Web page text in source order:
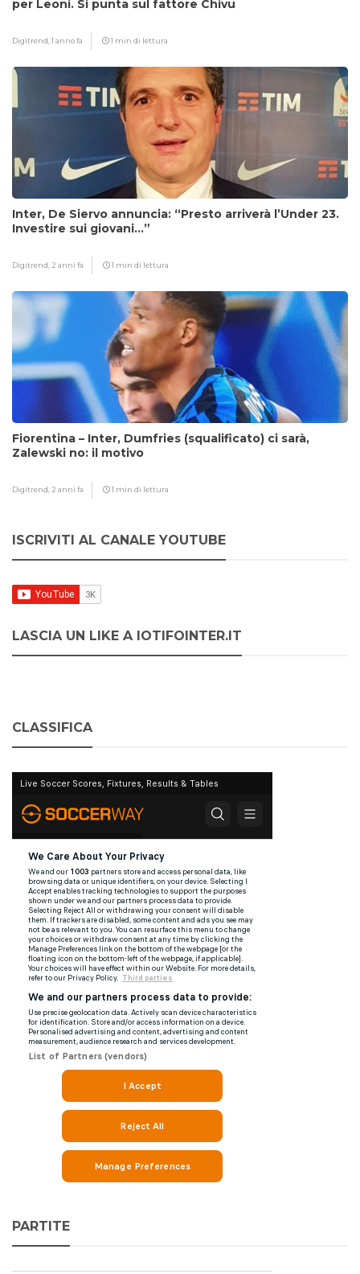
per Leoni. Si punta sul fattore Chivu
Digitrend,1 anno fa 1 min di lettura
Inter, De Siervo annuncia: “Presto arriverà l’Under 23.
Investire sui giovani…”
Digitrend, 2 anni fa 1 min di lettura
Fiorentina – Inter, Dumfries (squalificato) ci sarà,
Zalewski no: il motivo
Digitrend, 2 anni fa 1 min di lettura
ISCRIVITI AL CANALE YOUTUBE
LASCIA UN LIKE A IOTIFOINTER.IT
CLASSIFICA
PARTITE